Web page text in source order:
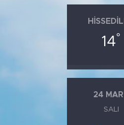
14°
24
SALI
Teknoloji